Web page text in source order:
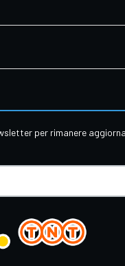
per rimanere